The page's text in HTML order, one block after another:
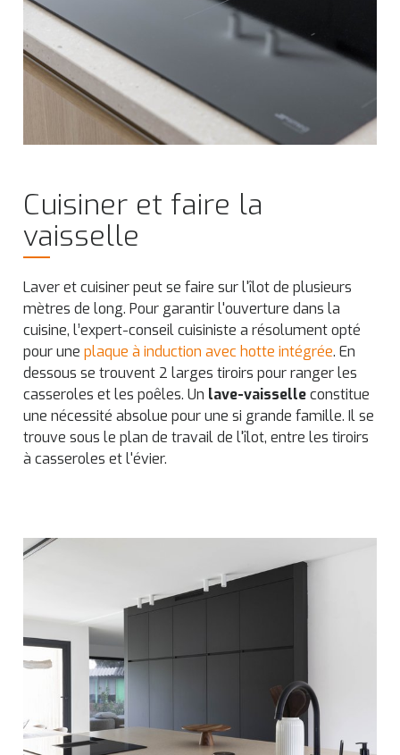
Cuisiner et faire la
vaisselle
Laver et cuisiner peut se faire sur l'îlot de plusieurs
mètres de long. Pour garantir l'ouverture dans la
cuisine, l’expert-conseil cuisiniste a résolument opté
pour uneplaque à induction avec hotte intégrée. En
dessous se trouvent 2 larges tiroirs pour ranger les
casseroles et les poêles. Un lave-vaisselleconstitue
une nécessité absolue pour une si grande famille. Il se
trouve sous le plan de travail de l'îlot, entre les tiroirs
à casseroles et l'évier.